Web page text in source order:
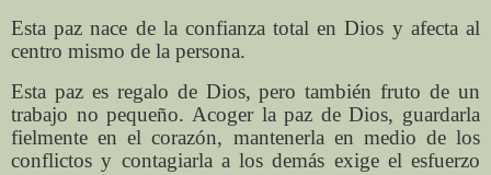
Esta paz nace de la confianza total en Dios y afecta al
centro mismo de la persona.
Esta paz es regalo de Dios, pero también fruto de un
trabajo no pequeño. Acoger la paz de Dios, guardarla
fielmente en el corazón, mantenerla en medio de los
conflictos y contagiarla a los demás exige el esfuerzo